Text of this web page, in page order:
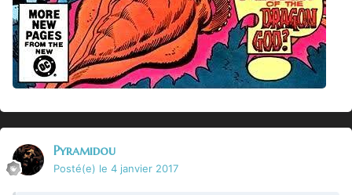
Pyramidou
Posté(e) le 4 janvier 2017